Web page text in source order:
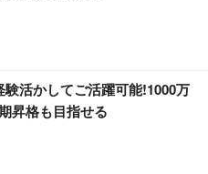
活かしてご活躍可能!1000万
昇格も目指せる